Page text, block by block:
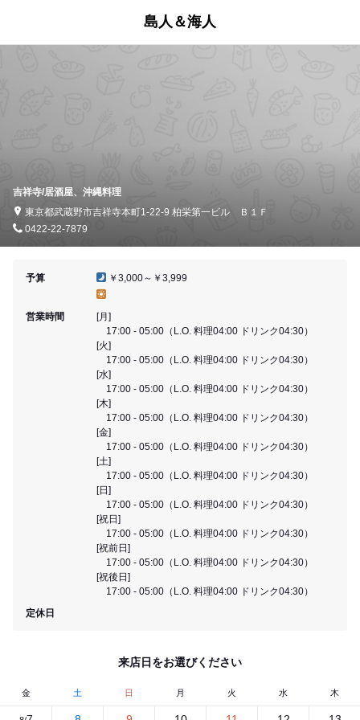
島人＆海人
吉祥寺/居酒屋、沖縄料理
東京都武蔵野市吉祥寺本町1-22-9 柏栄第一ビル Ｂ１Ｆ
0422-22-7879
予算 ￥3,000～￥3,999
営業時間
[月]
17:00 - 05:00（L.O. 料理04:00 ドリンク04:30）
[火]
17:00 - 05:00（L.O. 料理04:00 ドリンク04:30）
[水]
17:00 - 05:00（L.O. 料理04:00 ドリンク04:30）
[木]
17:00 - 05:00（L.O. 料理04:00 ドリンク04:30）
[金]
17:00 - 05:00（L.O. 料理04:00 ドリンク04:30）
[土]
17:00 - 05:00（L.O. 料理04:00 ドリンク04:30）
[日]
17:00 - 05:00（L.O. 料理04:00 ドリンク04:30）
[祝日]
17:00 - 05:00（L.O. 料理04:00 ドリンク04:30）
[祝前日]
17:00 - 05:00（L.O. 料理04:00 ドリンク04:30）
[祝後日]
17:00 - 05:00（L.O. 料理04:00 ドリンク04:30）
定休日
来店日をお選びください
金 土 日 月 火 水 木